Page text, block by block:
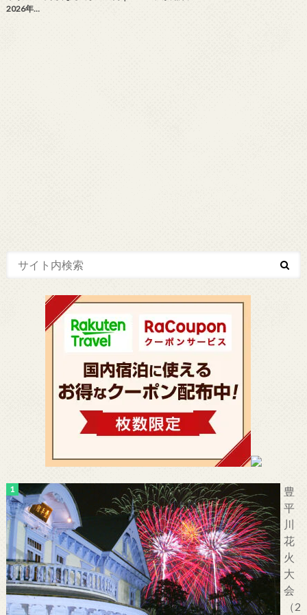
2026年…
豊
平
川
花
火
大
会
（2